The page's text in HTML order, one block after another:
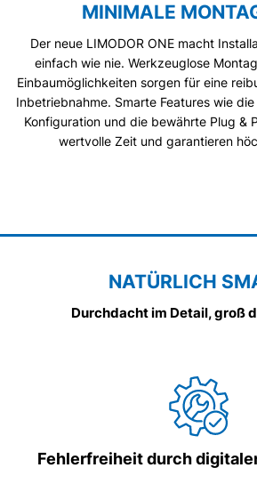
MINIMALE
Der neue LIMODOR ONE macht
einfach wie nie. Werkzeuglose
Einbaumöglichkeiten sorgen für eine
Inbetriebnahme. Smarte Features wie
Konfiguration und die bewährte Plug &
wertvolle Zeit und garantieren
NATÜRLICH
Durchdacht im Detail, groß
Fehlerfreiheit durch